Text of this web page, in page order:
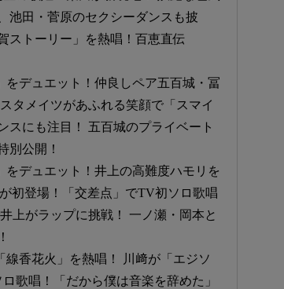
池田・菅原のセクシーダンスも披
ストーリー」を熱唱！百恵直伝
デュエット！仲良しペア五百城・冨
タメイツがあふれる笑顔で「スマイ
スにも注目！ 五百城のプライベート
別公開！
デュエット！井上の高難度ハモリを
初登場！「交差点」でTV初ソロ歌唱
上がラップに挑戦！ 一ノ瀬・岡本と
香花火」を熱唱！ 川﨑が「エジソ
歌唱！「だから僕は音楽を辞めた」